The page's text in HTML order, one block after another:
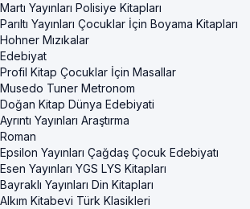
Martı Yayınları Polisiye Kitapları
Parıltı Yayınları Çocuklar İçin Boyama Kitapları
Hohner Mızıkalar
Edebiyat
Profil Kitap Çocuklar İçin Masallar
Musedo Tuner Metronom
Doğan Kitap Dünya Edebiyati
Ayrıntı Yayınları Araştırma
Roman
Epsilon Yayınları Çağdaş Çocuk Edebiyatı
Esen Yayınları YGS LYS Kitapları
Bayraklı Yayınları Din Kitapları
Alkım Kitabevi Türk Klasikleri